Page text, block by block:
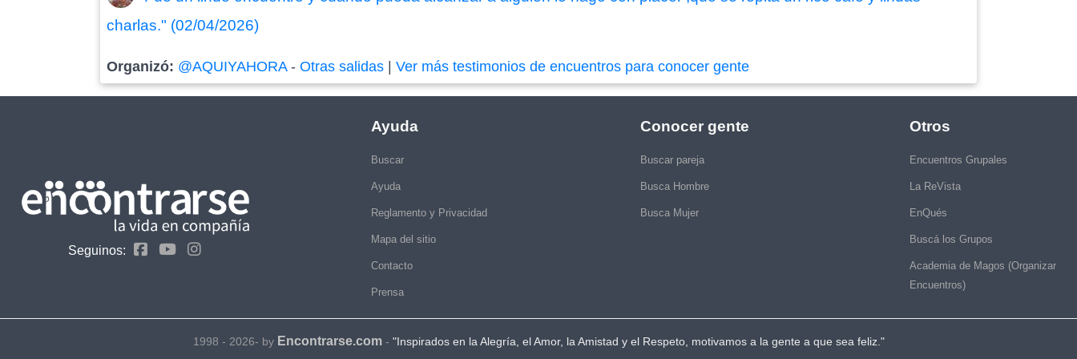
charlas." (02/04/2026)
Organizó: @AQUIYAHORA-Otras salidas |Ver más testimonios de encuentros para conocer gente
Seguinos:
Ayuda
Buscar
Ayuda
Reglamento y Privacidad
Mapa del sitio
Contacto
Prensa
Conocer gente
Buscar pareja
Busca Hombre
Busca Mujer
Otros
Encuentros Grupales
La ReVista
EnQués
Buscá los Grupos
Academia de Magos (Organizar
Encuentros)
1998 - 2026- by Encontrarse.com- "Inspirados en la Alegría, el Amor, la Amistad y el Respeto, motivamos a la gente a que sea feliz."